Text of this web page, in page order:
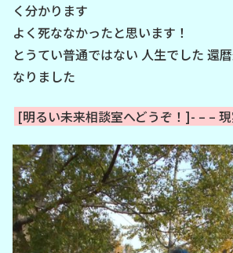
く分かります
よく死ななかったと思います！
とうてい普通ではない 人生でした 還
なりました
[明るい未来相談室へどうぞ！]- – –